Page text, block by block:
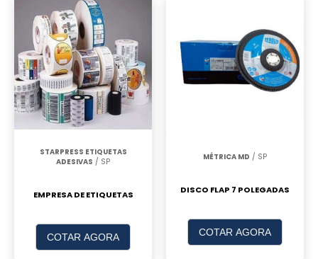
STARPRESS ETIQUETAS
ADESIVAS / SP
EMPRESA DE ETIQUETAS
COTAR AGORA
MÉTRICA MD / SP
DISCO FLAP 7 POLEGADAS
COTAR AGORA